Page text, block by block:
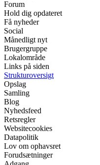
Forum
Hold dig opdateret
Få nyheder
Social
Månedligt nyt
Brugergruppe
Lokalområde
Links på siden
Strukturoversigt
Opslag
Samling
Blog
Nyhedsfeed
Retsregler
Websitecookies
Datapolitik
Lov om ophavsret
Forudsætninger